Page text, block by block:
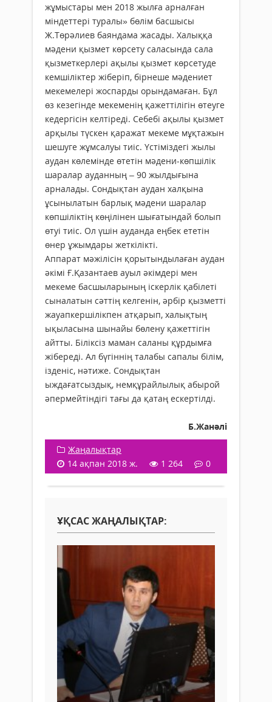
жұмыстары мен 2018 жылға арналған
міндеттері туралы» бөлім басшысы
Ж.Төрәлиев баяндама жасады. Халыққа
мәдени қызмет көрсету саласында сала
қызметкерлері ақылы қызмет көрсетуде
кемшіліктер жіберіп, бірнеше мәдениет
мекемелері жоспарды орындамаған. Бұл
өз кезегінде мекеменің қажеттілігін өтеуге
кедергісін келтіреді. Себебі ақылы қызмет
арқылы түскен қаражат мекеме мұқтажын
шешуге жұмсалуы тиіс. Үстіміздегі жылы
аудан көлемінде өтетін мәдени-көпшілік
шаралар ауданның – 90 жылдығына
арналады. Сондықтан аудан халқына
ұсынылатын барлық мәдени шаралар
көпшіліктің көңілінен шығатындай болып
өтуі тиіс. Ол үшін ауданда еңбек ететін
өнер ұжымдары жеткілікті.
Аппарат мәжілісін қорытындылаған аудан
әкімі Ғ.Қазантаев ауыл әкімдері мен
мекеме басшы­ларының іскерлік қабілеті
сыналатын сәттің кел­генін, әрбір қызметті
жауапкершілікпен атқарып, халықтың
ықыласына шынайы бөлену қажеттігін
айтты. Біліксіз маман саланы құрдымға
жібереді. Ал бүгіннің талабы сапалы білім,
ізденіс, нәтиже. Сондықтан
ыждағатсыздық, немқұрайлылық абырой
әпермейтіндігі тағы да қатаң ескертілді.
Б.Жанәлі
Жаңалықтар
14 ақпан 2018 ж.
1 264 0
ҰҚСАС ЖАҢАЛЫҚТАР: